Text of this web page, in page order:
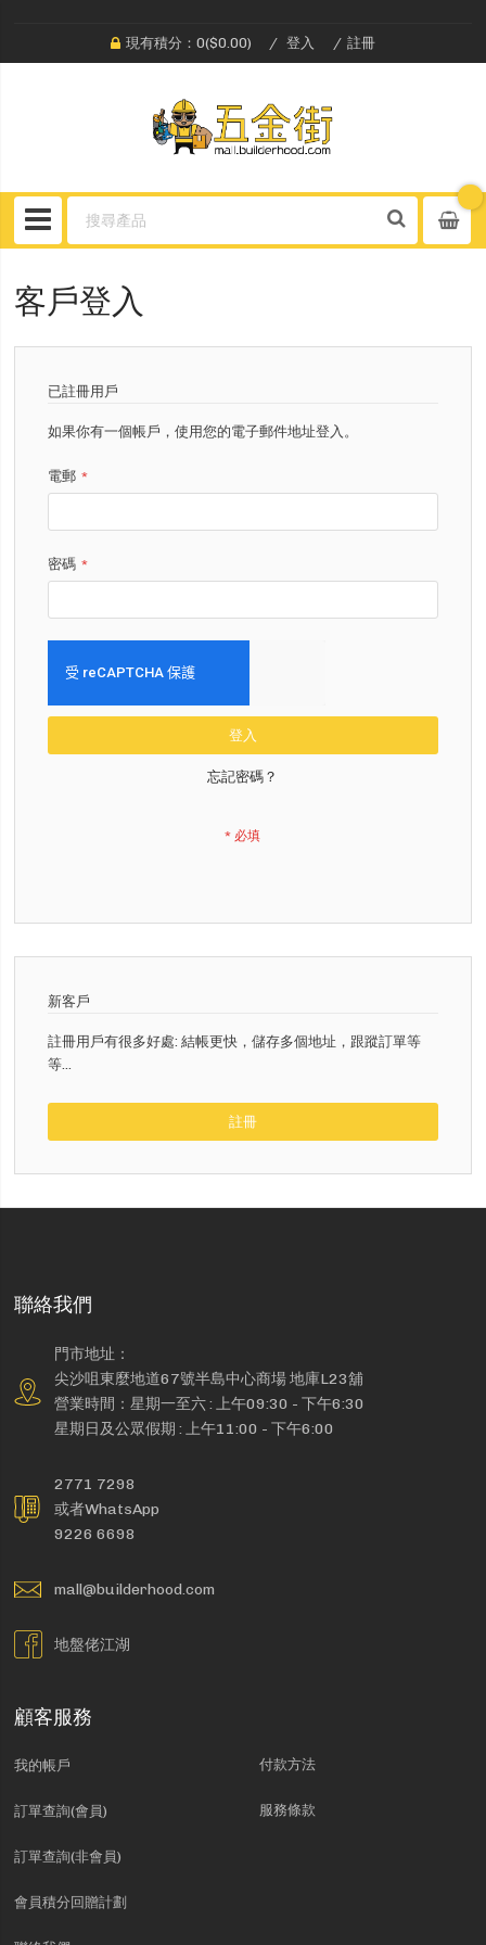
現有積分：0($0.00) 登入 註冊
客戶登入
已註冊用戶
如果你有一個帳戶，使用您的電子郵件地址登入。
電郵
密碼
登入
忘記密碼？
新客戶
註冊用戶有很多好處: 結帳更快，儲存多個地址，跟蹤訂單等
等...
註冊
聯絡我們
門市地址：
尖沙咀東麼地道67號半島中心商場 地庫L23舖
營業時間：星期一至六 : 上午09:30 - 下午6:30
星期日及公眾假期 : 上午11:00 - 下午6:00
2771 7298
或者WhatsApp
9226 6698
mall@builderhood.com
地盤佬江湖
顧客服務
我的帳戶
訂單查詢(會員)
訂單查詢(非會員)
會員積分回贈計劃
付款方法
服務條款